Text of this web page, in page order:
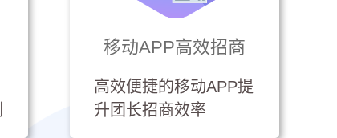
移动APP高效招商
高效便捷的移动APP提
升团长招商效率